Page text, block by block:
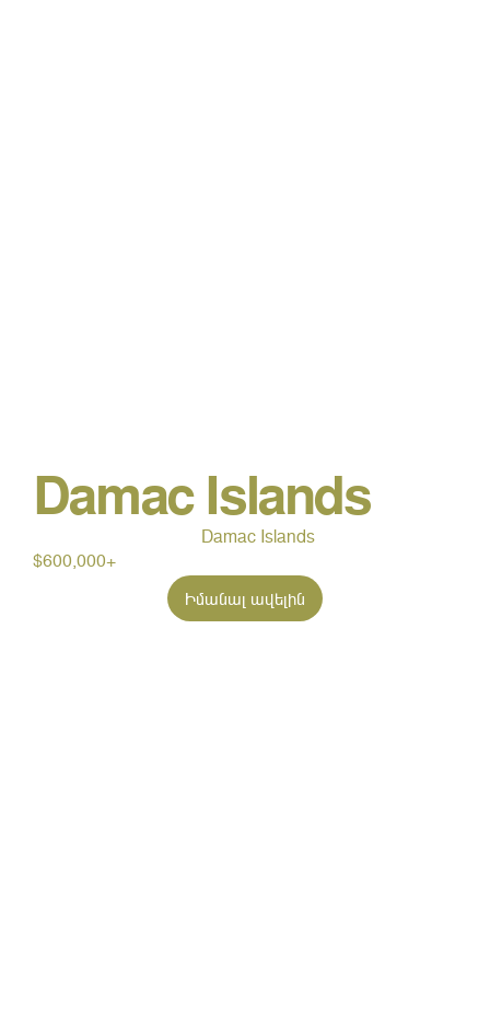
Damac Islands
Damac Islands
$600,000+
Իմանալ ավելին